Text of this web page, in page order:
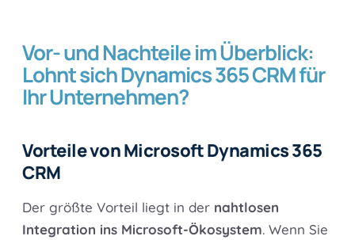
Vor- und Nachteile im Überblick:
Lohnt sich Dynamics 365 CRM für
Ihr Unternehmen?
Vorteile von Microsoft Dynamics 365
CRM
Der größte Vorteil liegt in der nahtlosen
Integration ins Microsoft-Ökosystem. Wenn Sie